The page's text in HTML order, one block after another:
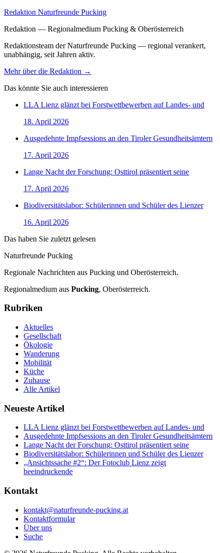
Redaktion Naturfreunde Pucking
Redaktion — Regionalmedium Pucking & Oberösterreich
Redaktionsteam der Naturfreunde Pucking — regional verankert,
unabhängig, seit Jahren aktiv.
Mehr über die Redaktion →
Das könnte Sie auch interessieren
LLA Lienz glänzt bei Forstwettbewerben auf Landes- und
18. April 2026
Ausgedehnte Impfsessions an den Tiroler Gesundheitsämtern
17. April 2026
Lange Nacht der Forschung: Osttirol präsentiert seine
17. April 2026
Biodiversitätslabor: Schülerinnen und Schüler des Lienzer
16. April 2026
Das haben Sie zuletzt gelesen
Naturfreunde Pucking
Regionale Nachrichten aus Pucking und Oberösterreich.
Regionalmedium aus Pucking, Oberösterreich.
Rubriken
Aktuelles
Gesellschaft
Ökologie
Wanderung
Mobilität
Küche
Zuhause
Alle Artikel
Neueste Artikel
LLA Lienz glänzt bei Forstwettbewerben auf Landes- und
Ausgedehnte Impfsessions an den Tiroler Gesundheitsämtern
Lange Nacht der Forschung: Osttirol präsentiert seine
Biodiversitätslabor: Schülerinnen und Schüler des Lienzer
„Ansichtssache #2“: Der Fotoclub Lienz zeigt
beeindruckende
Kontakt
kontakt@naturfreunde-pucking.at
Kontaktformular
Über uns
Suche